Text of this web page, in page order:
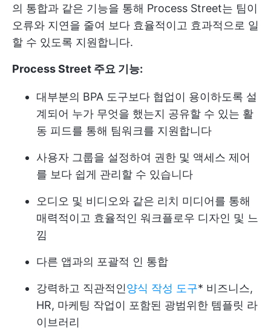
의 통합과 같은 기능을 통해 Process Street는 팀이
오류와 지연을 줄여 보다 효율적이고 효과적으로 일
할 수 있도록 지원합니다.
Process Street 주요 기능:
대부분의 BPA 도구보다 협업이 용이하도록 설
계되어 누가 무엇을 했는지 공유할 수 있는 활
동 피드를 통해 팀워크를 지원합니다
사용자 그룹을 설정하여 권한 및 액세스 제어
를 보다 쉽게 관리할 수 있습니다
오디오 및 비디오와 같은 리치 미디어를 통해
매력적이고 효율적인 워크플로우 디자인 및 느
낌
다른 앱과의 포괄적 인 통합
강력하고 직관적인양식 작성 도구* 비즈니스,
HR, 마케팅 작업이 포함된 광범위한 템플릿 라
이브러리